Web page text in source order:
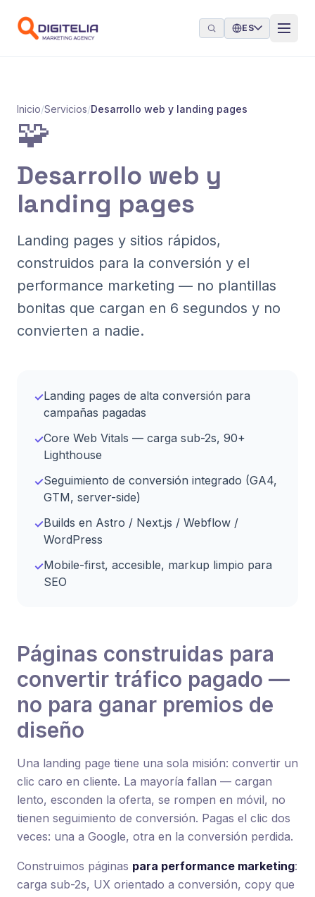
ES
Inicio/Servicios/Desarrollo web y landing pages
🧩
Desarrollo web y
landing pages
Landing pages y sitios rápidos,
construidos para la conversión y el
performance marketing — no plantillas
bonitas que cargan en 6 segundos y no
convierten a nadie.
✓Landing pages de alta conversión para
campañas pagadas
✓Core Web Vitals — carga sub-2s, 90+
Lighthouse
✓Seguimiento de conversión integrado (GA4,
GTM, server-side)
✓Builds en Astro / Next.js / Webflow /
WordPress
✓Mobile-first, accesible, markup limpio para
SEO
Páginas construidas para
convertir tráfico pagado —
no para ganar premios de
diseño
Una landing page tiene una sola misión: convertir un
clic caro en cliente. La mayoría fallan — cargan
lento, esconden la oferta, se rompen en móvil, no
tienen seguimiento de conversión. Pagas el clic dos
veces: una a Google, otra en la conversión perdida.
Construimos páginas para performance marketing:
carga sub-2s, UX orientado a conversión, copy que